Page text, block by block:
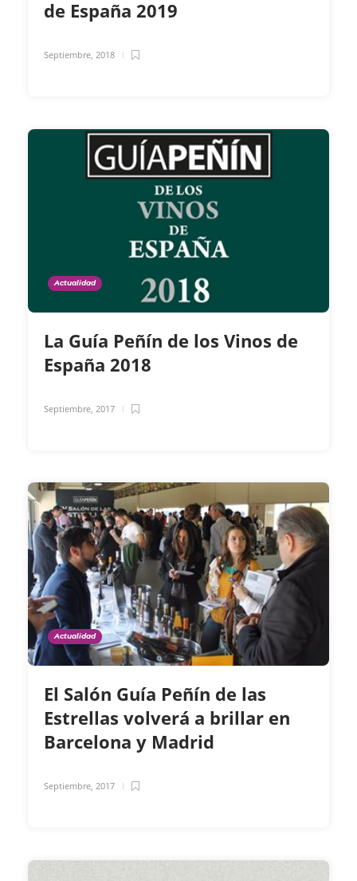
de España 2019
Septiembre, 2018
Actualidad
La Guía Peñín de los Vinos de
España 2018
Septiembre, 2017
Actualidad
El Salón Guía Peñín de las
Estrellas volverá a brillar en
Barcelona y Madrid
Septiembre, 2017